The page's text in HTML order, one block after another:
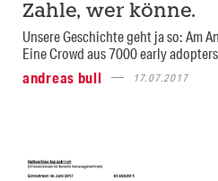
Zahle, wer könne.
Unsere Geschichte geht ja so: Am
Eine Crowd aus 7000 early
andreas bull
17.07.2017